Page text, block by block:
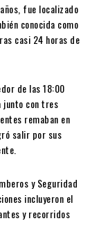
fue localizado
conocida como
casi 24 horas de
de las 18:00
junto con tres
remaban en
salir por sus
y Seguridad
incluyeron el
y recorridos